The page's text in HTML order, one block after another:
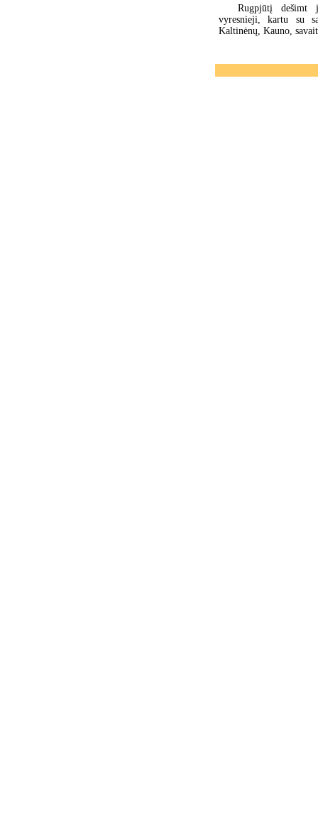
Rugpjūtį dešimt
vyresnieji, kartu su
Kaltinėnų, Kauno,